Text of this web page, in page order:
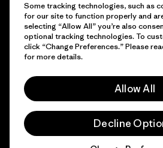
© 2026 Patagonia, Inc. Todos los derechos
Some tracking technologies, such as
for our site to function properly and
selecting “Allow All” you’re also
optional tracking technologies. To
click “Change Preferences.” Please
for more details.
Allow All
Decline